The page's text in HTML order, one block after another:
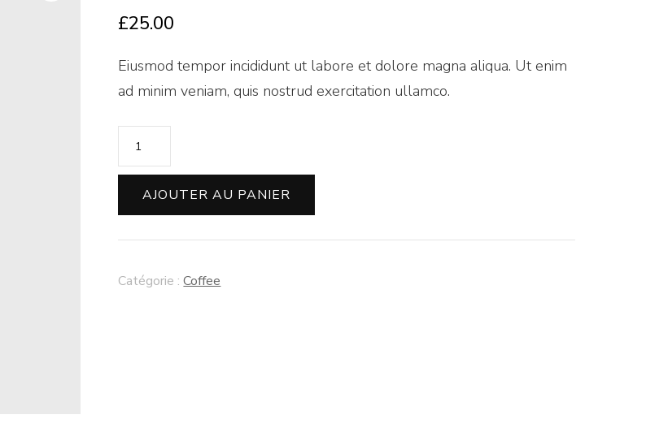
£25.00
Eiusmod tempor incididunt ut labore et dolore magna aliqua. Ut enim
ad minim veniam, quis nostrud exercitation ullamco.
quantité
de
Premium
Le
Mans
AJOUTER AU PANIER
Catégorie :Coffee